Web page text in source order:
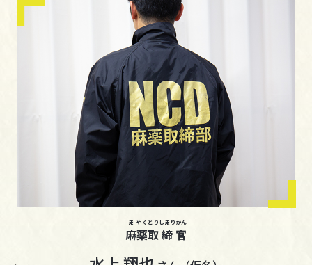
麻
ま
薬
やく
取
とり
締
しまり
官
かん